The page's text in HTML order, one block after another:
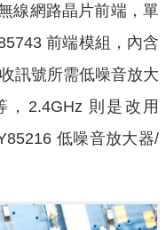
線網路晶片前端，單
前端模組，內含
訊號所需低噪音放大
2.4GHz 則是改用
低噪音放大器/